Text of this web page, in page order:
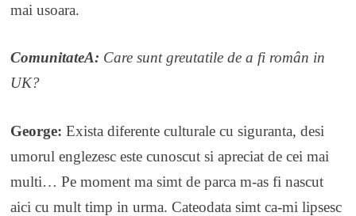
mai usoara.
ComunitateA: Care sunt greutatile de a fi român in
UK?
George: Exista diferente culturale cu siguranta, desi
umorul englezesc este cunoscut si apreciat de cei mai
multi… Pe moment ma simt de parca m-as fi nascut
aici cu mult timp in urma. Cateodata simt ca-mi lipsesc